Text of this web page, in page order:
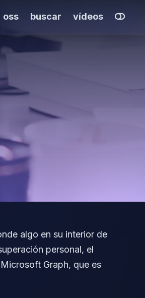
oss buscar vídeos
algo en su interior de
personal, el
Microsoft Graph, que es